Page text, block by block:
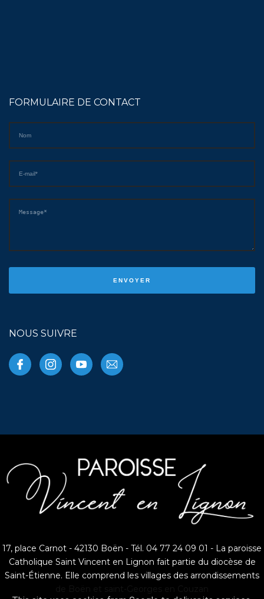
FORMULAIRE DE CONTACT
NOUS SUIVRE
17, place Carnot - 42130 Boën - Tél. 04 77 24 09 01 - La paroisse
Catholique Saint Vincent en Lignon fait partie du diocèse de
Saint-Étienne. Elle comprend les villages des arrondissements